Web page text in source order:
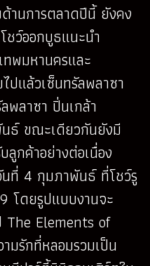
านการตลาดปีนี้ ยังคง
ชว์ออกบูธแนะนำ
พมหานครและ
แล้วเซ็นทรัลพลาซา
พลาซา ปิ่นเกล้า
ธ์ ขณะเดียวกันยังมี
ลูกค้าอย่างต่อเนื่อง
นที่ 4 กุมภาพันธ์ ที่โชว์รู
โดยรูปแบบงานจะ
The Elements of
มรักที่หลอมรวมเป็น